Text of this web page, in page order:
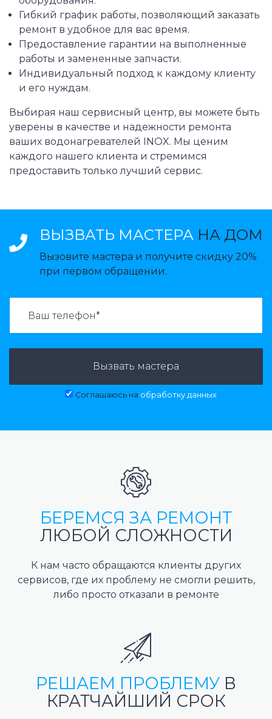
Гибкий график работы, позволяющий заказать
ремонт в удобное для вас время.
Предоставление гарантии на выполненные
работы и замененные запчасти.
Индивидуальный подход к каждому клиенту
и его нуждам.
Выбирая наш сервисный центр, вы можете быть
уверены в качестве и надежности ремонта
ваших водонагревателей INOX. Мы ценим
каждого нашего клиента и стремимся
предоставить только лучший сервис.
ВЫЗВАТЬ МАСТЕРА НА ДОМ
Вызовите мастера и получите скидку 20%
при первом обращении.
Вызвать мастера
Соглашаюсь на обработку данных
БЕРЕМСЯ ЗА РЕМОНТ
ЛЮБОЙ СЛОЖНОСТИ
К нам часто обращаются клиенты других
сервисов, где их проблему не смогли решить,
либо просто отказали в ремонте
РЕШАЕМ ПРОБЛЕМУ В
КРАТЧАЙШИЙ СРОК